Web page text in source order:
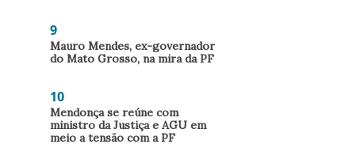
9
Mauro Mendes, ex-governador
do Mato Grosso, na mira da PF
10
Mendonça se reúne com
ministro da Justiça e AGU em
meio a tensão com a PF